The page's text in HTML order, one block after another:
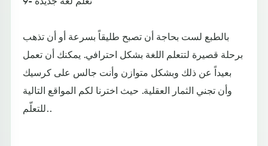
بالطبع لست بحاجة أن تصبح طليقاً بسرعة أو أن تذهب
برحلة قصيرة لتتعلم اللغة بشكل احترافي. يمكنك أن تعمل
بعيداً عن ذلك وبشكل متوازن وأنت جالس على كرسيك
وأن تجني الثمار العقلية. حيث اخترنا لكم المواقع التالية
للتعلّم..